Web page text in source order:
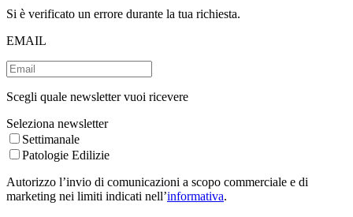
Si è verificato un errore durante la tua richiesta.
EMAIL
Scegli quale newsletter vuoi ricevere
Seleziona newsletter
Settimanale
Patologie Edilizie
Autorizzo l’invio di comunicazioni a scopo commerciale e di
marketing nei limiti indicati nell’informativa.